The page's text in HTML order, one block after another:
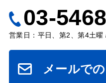
03-
営業日：平日、第2、第4土
メールで